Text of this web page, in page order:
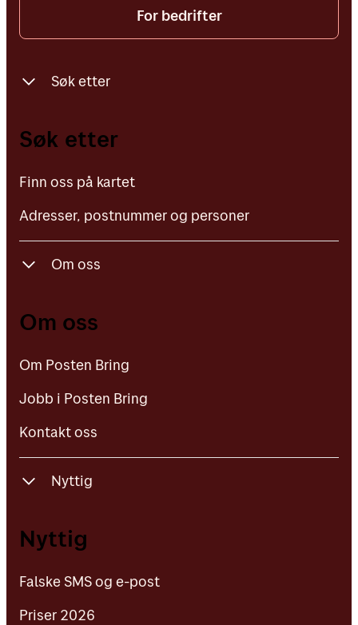
For bedrifter
Søk etter
Finn oss på kartet
Søk etter
Finn oss på kartet
Adresser, postnummer og personer
Om oss
Om oss
Om Posten Bring
Jobb i Posten Bring
Kontakt oss
Nyttig
Falske SMS og e-post
Nyttig
Falske SMS og e-post
Priser 2026